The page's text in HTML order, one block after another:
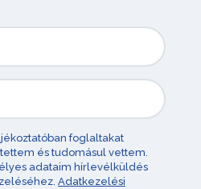
foglaltakat
és tudomásul vettem.
adataim hírlevélküldés
Adatkezelési